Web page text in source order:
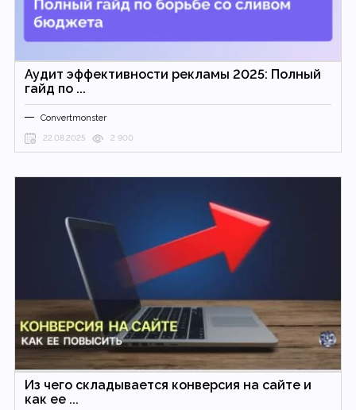
Аудит эффективности рекламы 2025: Полный
гайд по ...
Convertmonster
22.08.2025 2 900
Из чего складывается конверсия на сайте и
как ее ...